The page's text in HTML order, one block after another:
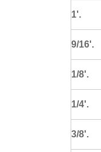
1'.
9/16'.
1/8'.
1/4'.
3/8'.